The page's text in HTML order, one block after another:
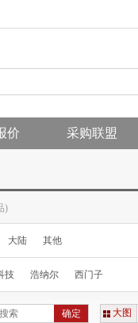
价 采购联盟
)
大陆 其他
技 浩纳尔 西门子
大图